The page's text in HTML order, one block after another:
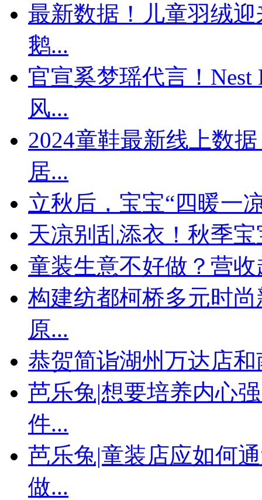
最新数据！儿童羽绒
鹅...
官宣奚梦瑶代言！Nest
风...
​2024童鞋最新线上数
居...
立秋后，宝宝“四暖一
天凉别乱添衣！秋季
童装生意不好做？营
构建纺都柯桥多元时
原...
恭贺简诣湖州万达店
芭乐兔|想要培养内心
件...
芭乐兔|童装店应如何
做...